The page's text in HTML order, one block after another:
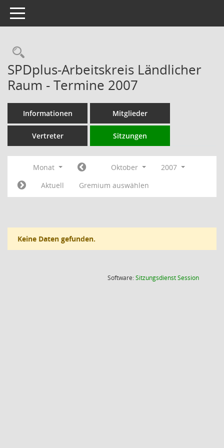
Toggle navigation
Rechercheauswahl
SPDplus-Arbeitskreis Ländlicher
Raum - Termine 2007
Informationen Mitglieder
Vertreter Sitzungen
Monat Oktober
2007
Aktuell
Gremium auswählen
Keine Daten gefunden.
Software:SitzungsdienstSession(Wird in